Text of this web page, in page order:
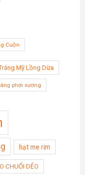
Cuộn
Mỹ Lồng Dừa
phơi sương
hạt me rim
CHUỐI DẺO